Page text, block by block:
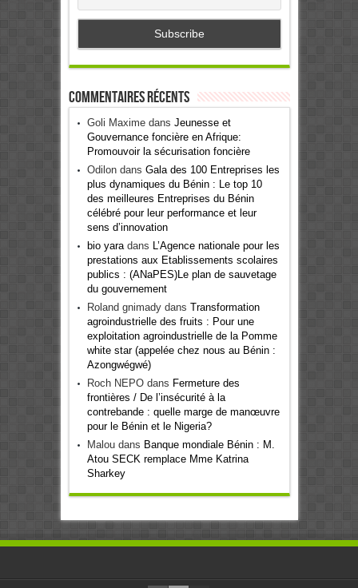
Commentaires récents
Goli Maximedans Jeunesse et
Gouvernance foncière en Afrique:
Promouvoir la sécurisation foncière
Odilondans Gala des 100 Entreprises les
plus dynamiques du Bénin : Le top 10
des meilleures Entreprises du Bénin
célébré pour leur performance et leur
sens d’innovation
bio yaradans
L’Agence nationale pour les
prestations aux Etablissements scolaires
publics : (ANaPES)Le plan de sauvetage
du gouvernement
Roland gnimadydans Transformation
agroindustrielle des fruits : Pour une
exploitation agroindustrielle de la Pomme
white star (appelée chez nous au Bénin :
Azongwégwé)
Roch NEPOdans Fermeture des
frontières / De l’insécurité à la
contrebande : quelle marge de manœuvre
pour le Bénin et le Nigeria?
Maloudans Banque mondiale Bénin : M.
Atou SECK remplace Mme Katrina
Sharkey